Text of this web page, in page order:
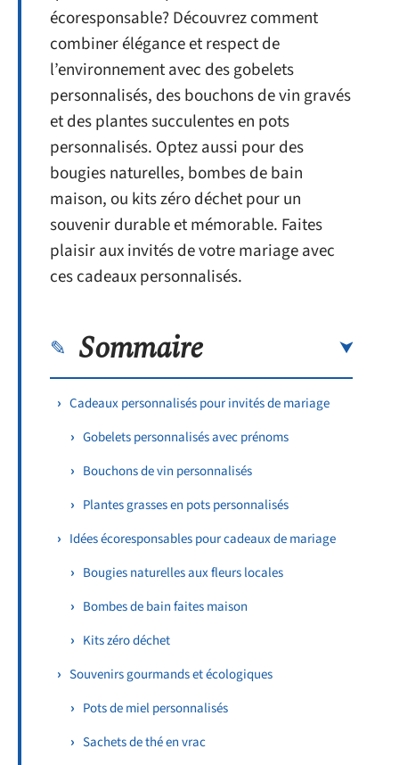
écoresponsable? Découvrez comment
combiner élégance et respect de
l’environnement avec des gobelets
personnalisés, des bouchons de vin gravés
et des plantes succulentes en pots
personnalisés. Optez aussi pour des
bougies naturelles, bombes de bain
maison, ou kits zéro déchet pour un
souvenir durable et mémorable. Faites
plaisir aux invités de votre mariage avec
ces cadeaux personnalisés.
Sommaire
Cadeaux personnalisés pour invités de mariage
Gobelets personnalisés avec prénoms
Bouchons de vin personnalisés
Plantes grasses en pots personnalisés
Idées écoresponsables pour cadeaux de mariage
Bougies naturelles aux fleurs locales
Bombes de bain faites maison
Kits zéro déchet
Souvenirs gourmands et écologiques
Pots de miel personnalisés
Sachets de thé en vrac